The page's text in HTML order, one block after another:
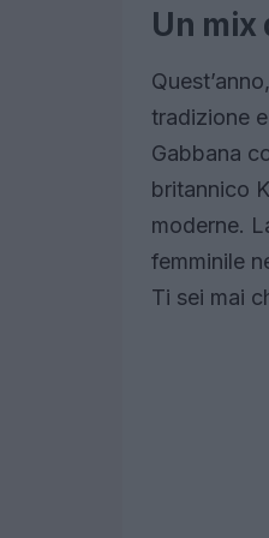
Un
tradizione
Gabbana
britannico
moderne.
femminile
Ti sei mai